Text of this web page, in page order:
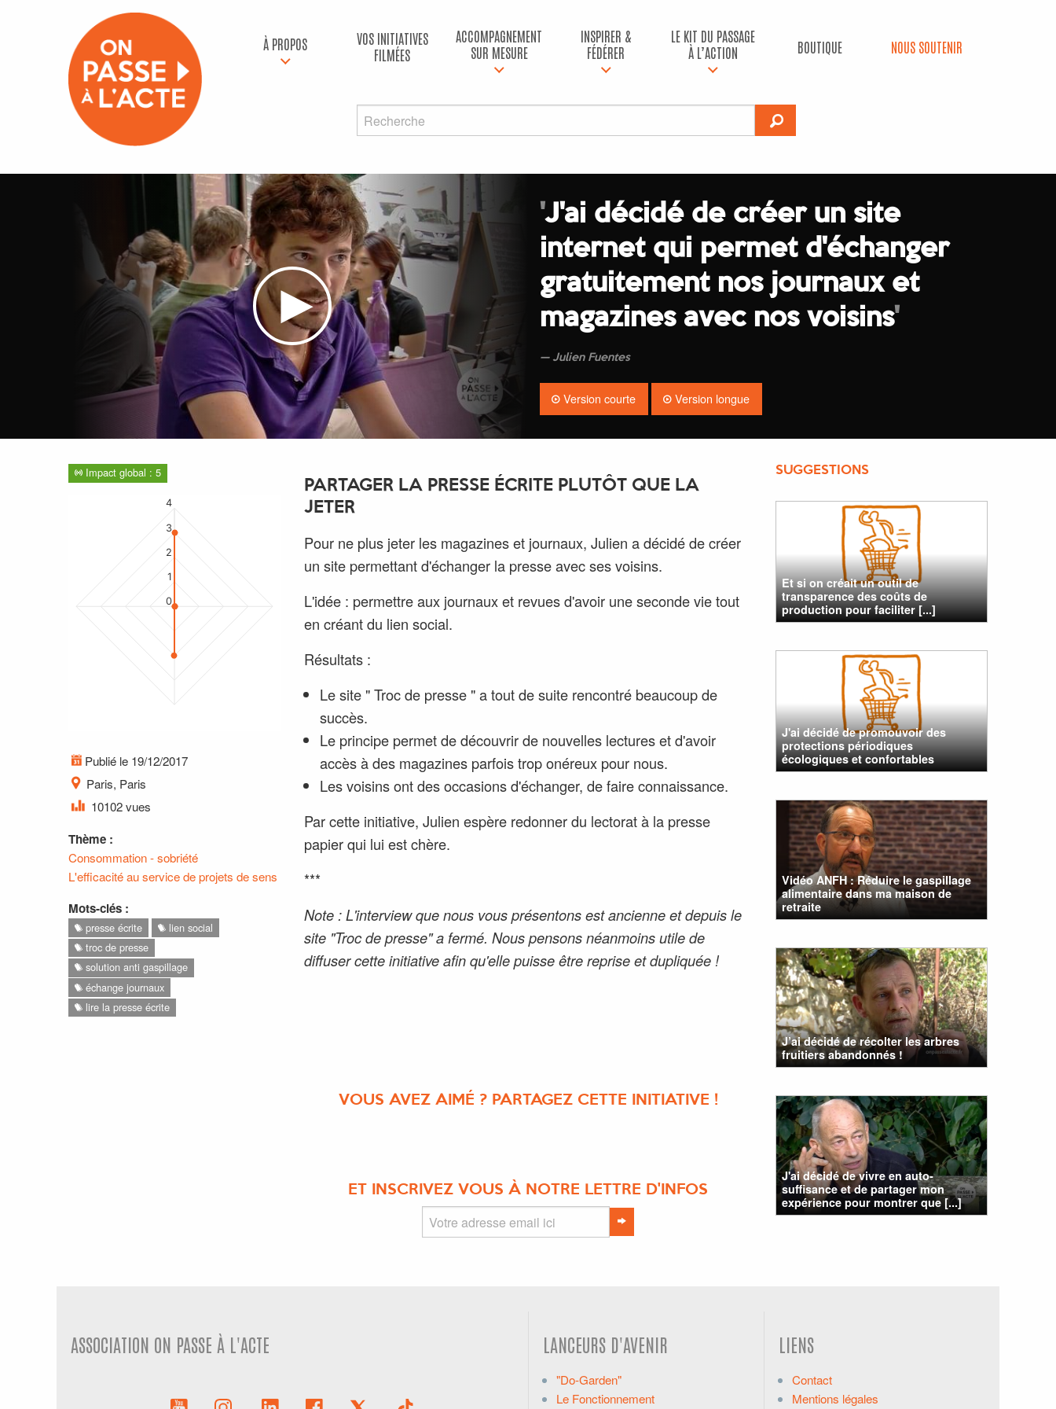
À PROPOS
VOS INITIATIVES
FILMÉES
ACCOMPAGNEMENT
SUR MESURE
INSPIRER &
FÉDÉRER
LE KIT DU PASSAGE
À L’ACTION
BOUTIQUE NOUS SOUTENIR
'J'ai décidé de créer un site
internet qui permet d'échanger
gratuitement nos journaux et
magazines avec nos voisins'
Julien Fuentes
Version courte Version longue
Impact global : 5
0
1
2
3
4
Publié le 19/12/2017
Paris, Paris
10102 vues
Thème :
Consommation - sobriété
L'efficacité au service de projets de sens
Mots-clés :
presse écrite
lien social
troc de presse
solution anti gaspillage
échange journaux
lire la presse écrite
PARTAGER LA PRESSE ÉCRITE PLUTÔT QUE LA
JETER
Pour ne plus jeter les magazines et journaux, Julien a décidé de créer
un site permettant d'échanger la presse avec ses voisins.
L'idée : permettre aux journaux et revues d'avoir une seconde vie tout
en créant du lien social.
Résultats :
Le site " Troc de presse " a tout de suite rencontré beaucoup de
succès.
Le principe permet de découvrir de nouvelles lectures et d'avoir
accès à des magazines parfois trop onéreux pour nous.
Les voisins ont des occasions d'échanger, de faire connaissance.
Par cette initiative, Julien espère redonner du lectorat à la presse
papier qui lui est chère.
***
Note : L'interview que nous vous présentons est ancienne et depuis le
site "Troc de presse" a fermé. Nous pensons néanmoins utile de
diffuser cette initiative afin qu'elle puisse être reprise et dupliquée !
VOUS AVEZ AIMÉ ? PARTAGEZ CETTE INITIATIVE !
ET INSCRIVEZ VOUS À NOTRE LETTRE D'INFOS
SUGGESTIONS
Et si on créait un outil de
transparence des coûts de
production pour faciliter [...]
J'ai décidé de promouvoir des
protections périodiques
écologiques et confortables
Vidéo ANFH : Réduire le gaspillage
alimentaire dans ma maison de
retraite
J’ai décidé de récolter les arbres
fruitiers abandonnés !
J'ai décidé de vivre en auto-
suffisance et de partager mon
expérience pour montrer que [...]
ASSOCIATION ON PASSE À L'ACTE LANCEURS D'AVENIR
"Do-Garden"
Le Fonctionnement
LIENS
Contact
Mentions légales